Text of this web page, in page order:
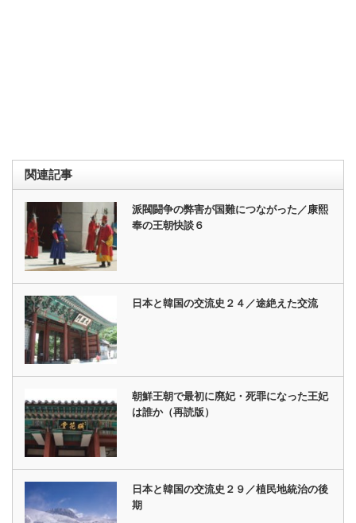
関連記事
派閥闘争の弊害が国難につながった／康熙
奉の王朝快談６
日本と韓国の交流史２４／途絶えた交流
朝鮮王朝で最初に廃妃・死罪になった王妃
は誰か（再読版）
日本と韓国の交流史２９／植民地統治の後
期